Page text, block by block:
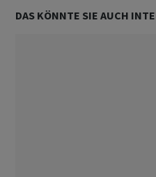
DAS KÖNNTE SIE AUCH